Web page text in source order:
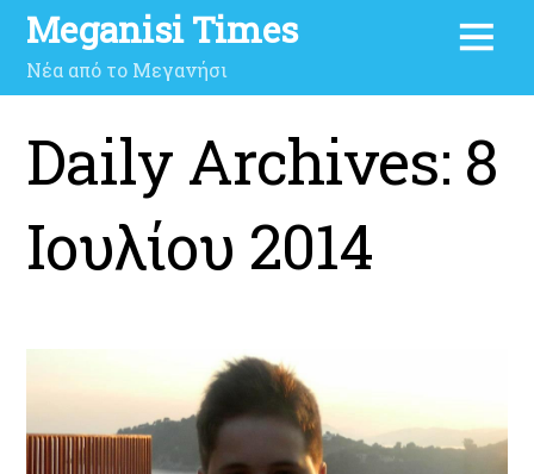
Meganisi Times
Νέα από το Μεγανήσι
Daily Archives: 8
Ιουλίου 2014